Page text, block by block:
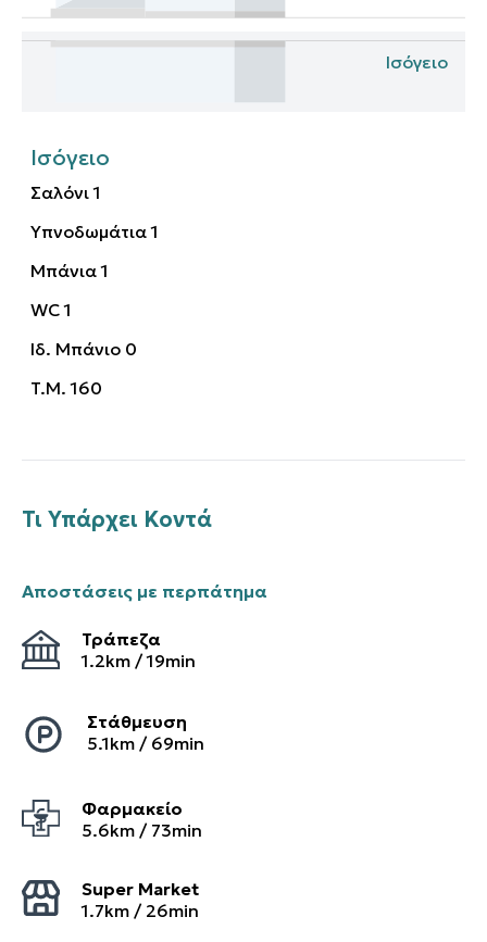
Ισόγειο
Ισόγειο
Σαλόνι 1
Υπνοδωμάτια 1
Μπάνια 1
WC 1
Ιδ. Μπάνιο 0
T.M. 160
Τι Υπάρχει Κοντά
Αποστάσεις με περπάτημα
Τράπεζα
1.2km /19min
Στάθμευση
5.1km / 69min
Φαρμακείο
5.6km / 73min
Super Market
1.7km / 26min